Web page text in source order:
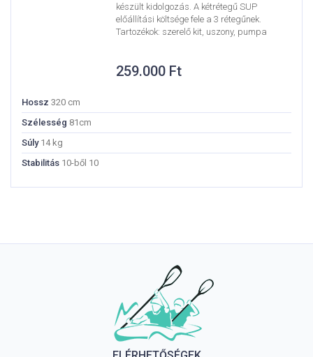
készült kidolgozás. A kétrétegű SUP
előállítási költsége fele a 3 rétegűnek.
Tartozékok: szerelő kit, uszony, pumpa
259.000 Ft
Hossz 320 cm
Szélesség 81cm
Súly14 kg
Stabilitás 10-ből 10